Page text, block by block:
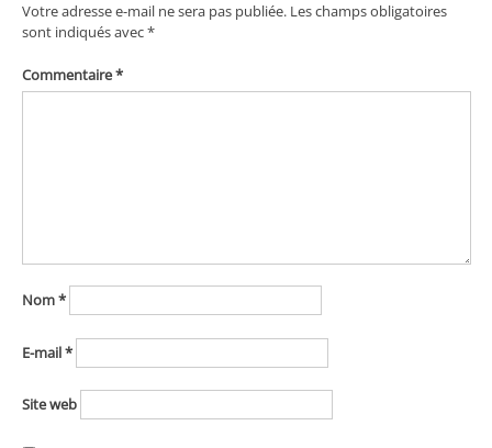
Votre adresse e-mail ne sera pas publiée. Les champs obligatoires
sont indiqués avec*
Commentaire*
Nom*
E-mail*
Site web